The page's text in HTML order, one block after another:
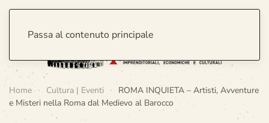
Passa al contenuto principale
Home Cultura | Eventi
ROMA INQUIETA – Artisti, Avventure
e Misteri nella Roma dal Medievo al Barocco